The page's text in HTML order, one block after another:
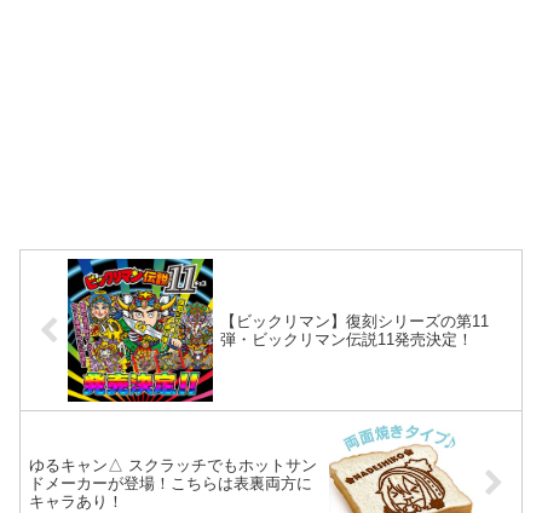
【ビックリマン】復刻シリーズの第11
弾・ビックリマン伝説11発売決定！
ゆるキャン△ スクラッチでもホットサン
ドメーカーが登場！こちらは表裏両方に
キャラあり！